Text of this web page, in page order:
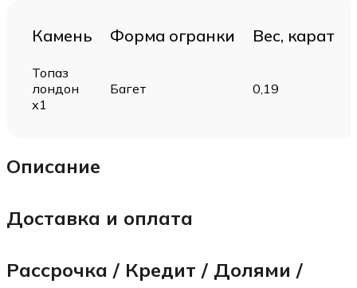
Камень Форма огранки Вес, карат
Топаз
лондон
х1
Багет 0,19
Описание
Доставка и оплата
Рассрочка / Кредит / Долями /